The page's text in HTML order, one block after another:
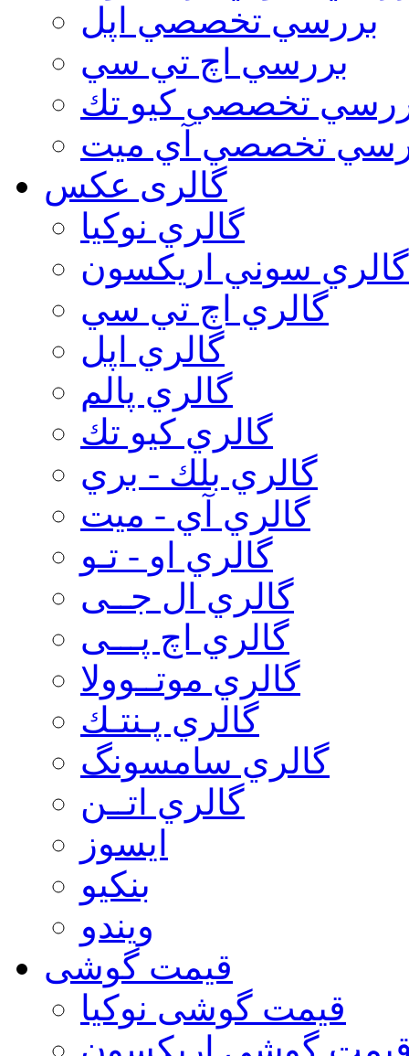
بررسي تخصصي اپل
بررسي اچ تي سي
تخصصي كيو تك
تخصصي آي ميت
گالری عکس
گالري نوكيا
گالري سوني اريكسون
گالري اچ تي سي
گالري اپل
گالري پالم
گالري كيو تك
گالري بلك - بري
گالري آي - ميت
گالري او - تـو
گالري ال جــی
گالري اچ پـــی
گالري موتــوولا
گالري پـنتـك
گالري سامسونگ
گالري اتــن
ایسوز
بنکیو
ویندو
قیمت گوشی
قیمت گوشی نوكيا